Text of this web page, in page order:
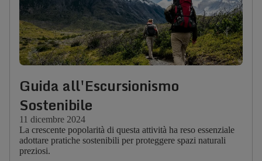
Guida all'Escursionismo
Sostenibile
11 dicembre 2024
La crescente popolarità di questa attività ha reso essenziale
adottare pratiche sostenibili per proteggere spazi naturali
preziosi.